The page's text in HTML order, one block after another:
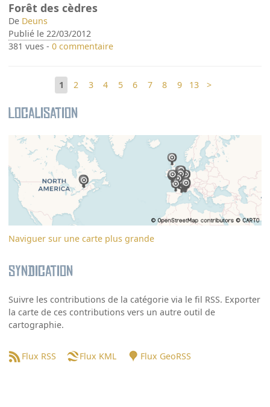
Forêt des cèdres
De Deuns
Publié le 22/03/2012
381 vues -0 commentaire
1 2 3 4 5 6 7 8 9 13 >
Localisation
Naviguer sur une carte plus grande
Syndication
Suivre les contributions de la catégorie via le fil RSS. Exporter
la carte de ces contributions vers un autre outil de
cartographie.
Flux RSS Flux KML Flux GeoRSS